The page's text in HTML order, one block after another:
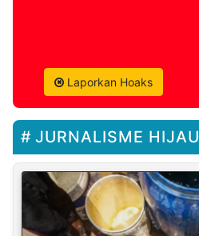
Laporkan Hoaks
JURNALISME HIJAU